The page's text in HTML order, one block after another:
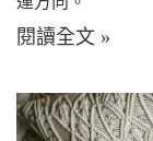
閱讀全文 »